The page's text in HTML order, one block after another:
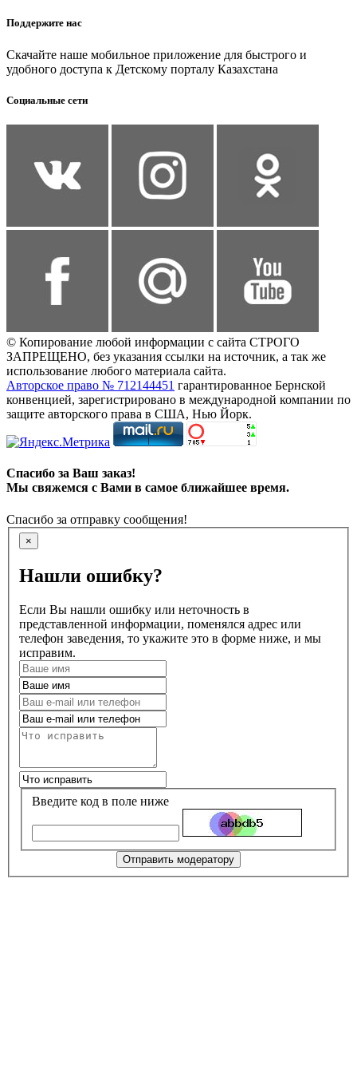
Поддержите нас
Скачайте наше мобильное приложение для быстрого и
удобного доступа к Детскому порталу Казахстана
Социальные сети
© Копирование любой информации с сайта СТРОГО
ЗАПРЕЩЕНО, без указания ссылки на источник, а так же
использование любого материала сайта.
Авторское право № 712144451 гарантированное Бернской
конвенцией, зарегистрировано в международной компании по
защите авторского права в США, Нью Йорк.
Спасибо за Ваш заказ!
Мы свяжемся с Вами в самое ближайшее время.
Спасибо за отправку сообщения!
×
Нашли ошибку?
Если Вы нашли ошибку или неточность в
представленной информации, поменялся адрес или
телефон заведения, то укажите это в форме ниже, и мы
исправим.
Введите код в поле ниже
Отправить модератору